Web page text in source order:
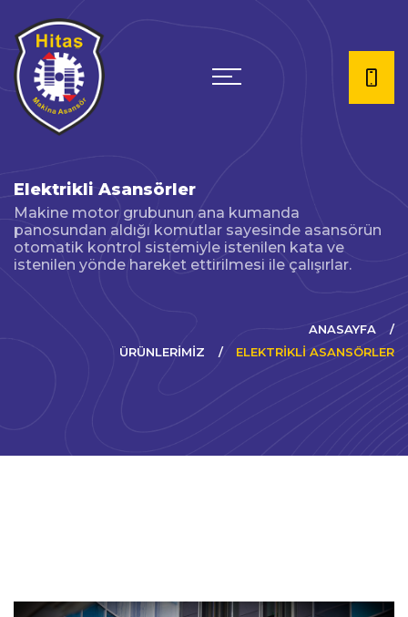
Elektrikli Asansörler
Makine motor grubunun ana kumanda
panosundan aldığı komutlar sayesinde asansörün
otomatik kontrol sistemiyle istenilen kata ve
istenilen yönde hareket ettirilmesi ile çalışırlar.
ELEKTRIKLI ASANSÖRLER
ÜRÜNLERİMİZ
ANASAYFA